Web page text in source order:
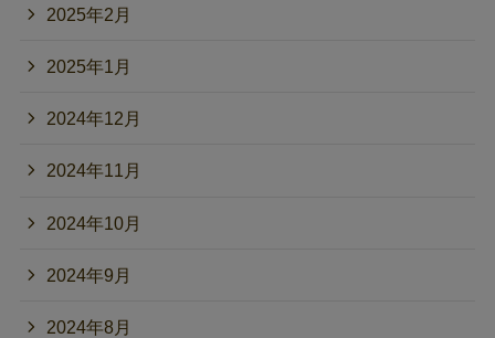
2025年2月
2025年1月
2024年12月
2024年11月
2024年10月
2024年9月
2024年8月